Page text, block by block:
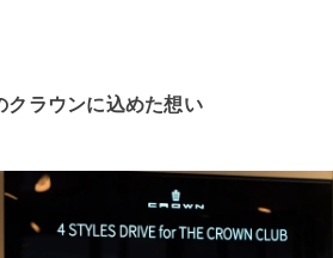
クラウンに込めた想い